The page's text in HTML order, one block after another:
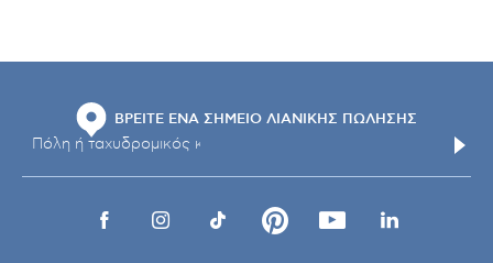
ΒΡΕΙΤΕ ΕΝΑ ΣΗΜΕΙΟ ΛΙΑΝΙΚΗΣ ΠΩΛΗΣΗΣ